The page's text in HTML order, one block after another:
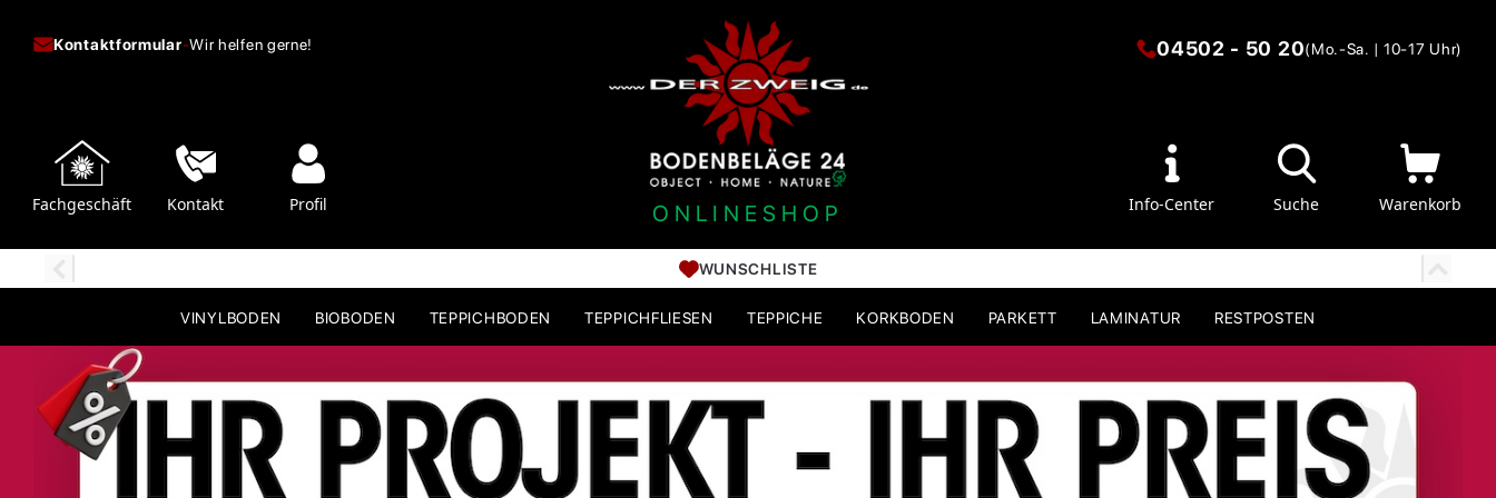
Kontaktformular-Wir helfen gerne!
Fachgeschäft Kontakt Profil ONLINESHOP
04502 - 50 20(Mo.-Sa. | 10-17 Uhr)
Info-Center Suche Warenkorb
WUNSCHLISTE
VINYLBODEN BIOBODEN TEPPICHBODEN TEPPICHFLIESEN TEPPICHE KORKBODEN PARKETT LAMINATUR RESTPOSTEN